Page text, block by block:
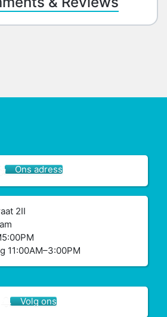
Ons adress
2II
11:00AM–3:00PM
Volg ons